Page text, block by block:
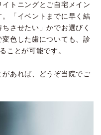
トニングとご自宅メイン
「イベントまでに早く結
させたい」かでお選びく
色した歯についても、診
ことが可能です。
あれば、どうぞ当院でご